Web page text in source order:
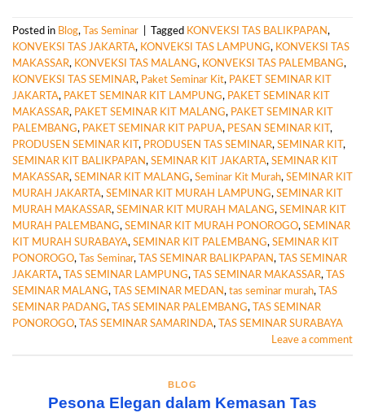
Posted in Blog, Tas Seminar Tagged KONVEKSI TAS BALIKPAPAN,
KONVEKSI TAS JAKARTA, KONVEKSI TAS LAMPUNG, KONVEKSI TAS
MAKASSAR, KONVEKSI TAS MALANG, KONVEKSI TAS PALEMBANG,
KONVEKSI TAS SEMINAR, Paket Seminar Kit, PAKET SEMINAR KIT
JAKARTA, PAKET SEMINAR KIT LAMPUNG, PAKET SEMINAR KIT
MAKASSAR, PAKET SEMINAR KIT MALANG, PAKET SEMINAR KIT
PALEMBANG, PAKET SEMINAR KIT PAPUA, PESAN SEMINAR KIT ,
PRODUSEN SEMINAR KIT , PRODUSEN TAS SEMINAR, SEMINAR KIT ,
SEMINAR KIT BALIKPAPAN, SEMINAR KIT JAKARTA, SEMINAR KIT
MAKASSAR, SEMINAR KIT MALANG, Seminar Kit Murah, SEMINAR KIT
MURAH JAKARTA, SEMINAR KIT MURAH LAMPUNG, SEMINAR KIT
MURAH MAKASSAR, SEMINAR KIT MURAH MALANG, SEMINAR KIT
MURAH PALEMBANG, SEMINAR KIT MURAH PONOROGO, SEMINAR
KIT MURAH SURABAYA, SEMINAR KIT PALEMBANG, SEMINAR KIT
PONOROGO, Tas Seminar, TAS SEMINAR BALIKPAPAN,
TAS SEMINAR
JAKARTA, TAS SEMINAR LAMPUNG, TAS SEMINAR MAKASSAR,
TAS
SEMINAR MALANG, TAS SEMINAR MEDAN, tas seminar murah,
TAS
SEMINAR PADANG, TAS SEMINAR PALEMBANG,
TAS SEMINAR
PONOROGO, TAS SEMINAR SAMARINDA,
TAS SEMINAR SURABAYA
Leave a comment
BLOG
Pesona Elegan dalam Kemasan Tas